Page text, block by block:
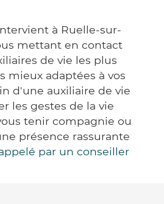
à Ruelle-sur-
mettant en contact
de vie les plus
mieux adaptées à vos
d'une auxiliaire de vie
les gestes de la vie
tenir compagnie ou
présence rassurante
par un conseiller